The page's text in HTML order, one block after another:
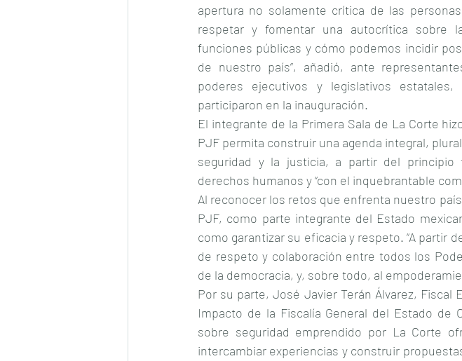
apertura no solamente crítica de las
respetar y fomentar una autocrítica sobre
funciones públicas y cómo podemos incidir
de nuestro país”, añadió, ante
poderes ejecutivos y legislativos
participaron en la inauguración.
El integrante de la Primera Sala de La Corte
PJF permita construir una agenda integral,
seguridad y la justicia, a partir del
derechos humanos y “con el inquebrantable
Al reconocer los retos que enfrenta nuestro
PJF, como parte integrante del Estado
como garantizar su eficacia y respeto. “A partir
de respeto y colaboración entre todos los
de la democracia, y, sobre todo, al
Por su parte, José Javier Terán Álvarez, Fiscal
Impacto de la Fiscalía General del Estado de
sobre seguridad emprendido por La Corte
intercambiar experiencias y construir